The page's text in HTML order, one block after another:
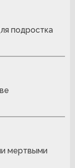
подростка
мертвыми